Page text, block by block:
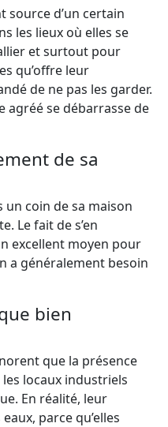
source d’un certain
les lieux où elles se
et surtout pour
qu’offre leur
de ne pas les garder.
agréé se débarrasse de
de sa
un coin de sa maison
Le fait de s’en
excellent moyen pour
a généralement besoin
bien
que la présence
les locaux industriels
En réalité, leur
parce qu’elles